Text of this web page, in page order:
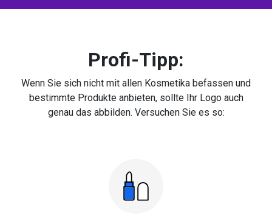
Profi-Tipp:
Wenn Sie sich nicht mit allen Kosmetika befassen und
bestimmte Produkte anbieten, sollte Ihr Logo auch
genau das abbilden. Versuchen Sie es so: